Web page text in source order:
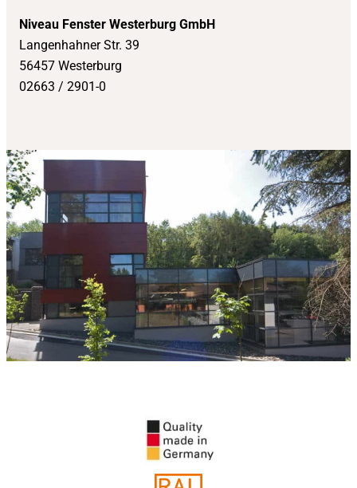
Niveau Fenster Westerburg GmbH
Langenhahner Str. 39
56457 Westerburg
02663 / 2901-0